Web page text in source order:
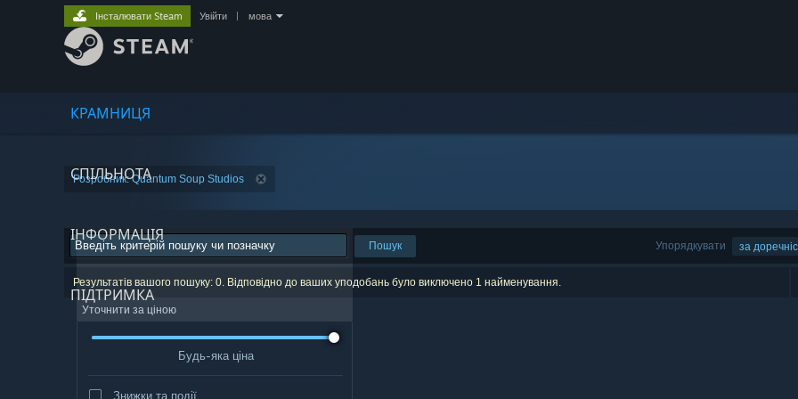
КРАМНИЦЯ
СПІЛЬНОТА
ІНФОРМАЦІЯ
ПІДТРИМКА
Інсталювати Steam Увійти мова
Розробник: Quantum Soup Studios
Упорядкувати за
Пошук
Результатів вашого пошуку: 0. Відповідно до ваших уподобань було виключено 1 найменування.
Уточнити за ціною
Будь-яка ціна
Знижки та події